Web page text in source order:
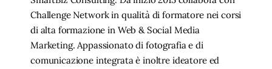
Challenge Network in qualità di formatore nei corsi
di alta formazione in Web & Social Media
Marketing. Appassionato di fotografia e di
comunicazione integrata è inoltre ideatore ed